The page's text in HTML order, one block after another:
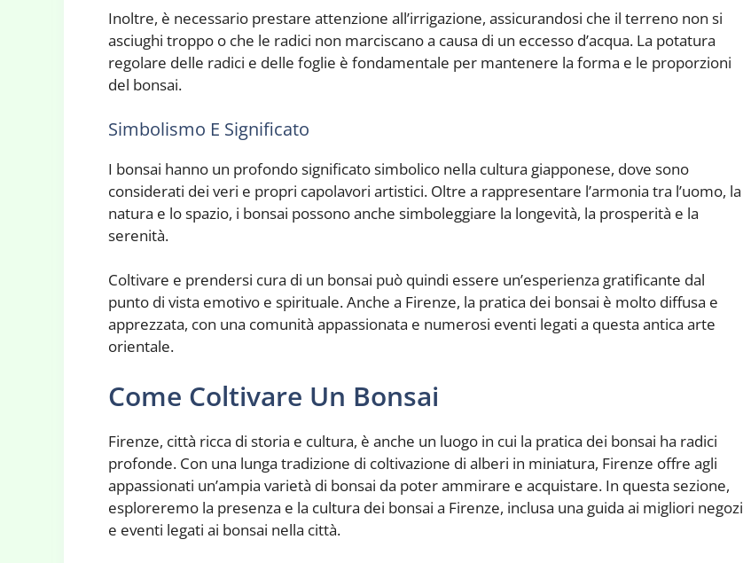
Inoltre, è necessario prestare attenzione all’irrigazione, assicurandosi che il terreno non si
asciughi troppo o che le radici non marciscano a causa di un eccesso d’acqua. La potatura
regolare delle radici e delle foglie è fondamentale per mantenere la forma e le proporzioni
del bonsai.
Simbolismo E Significato
I bonsai hanno un profondo significato simbolico nella cultura giapponese, dove sono
considerati dei veri e propri capolavori artistici. Oltre a rappresentare l’armonia tra l’uomo, la
natura e lo spazio, i bonsai possono anche simboleggiare la longevità, la prosperità e la
serenità.
Coltivare e prendersi cura di un bonsai può quindi essere un’esperienza gratificante dal
punto di vista emotivo e spirituale. Anche a Firenze, la pratica dei bonsai è molto diffusa e
apprezzata, con una comunità appassionata e numerosi eventi legati a questa antica arte
orientale.
Come Coltivare Un Bonsai
Firenze, città ricca di storia e cultura, è anche un luogo in cui la pratica dei bonsai ha radici
profonde. Con una lunga tradizione di coltivazione di alberi in miniatura, Firenze offre agli
appassionati un’ampia varietà di bonsai da poter ammirare e acquistare. In questa sezione,
esploreremo la presenza e la cultura dei bonsai a Firenze, inclusa una guida ai migliori negozi
e eventi legati ai bonsai nella città.